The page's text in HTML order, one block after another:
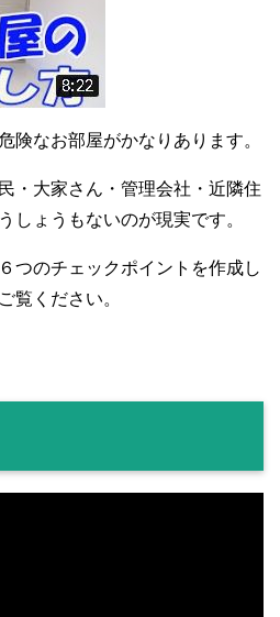
険なお部屋がかなりあります。
・大家さん・管理会社・近隣住
しょうもないのが現実です。
つのチェックポイントを作成し
覧ください。